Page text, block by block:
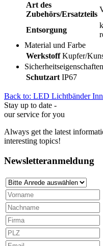
Art des
Zubehörs/Ersatzteils
Entsorgung
Material und Farbe
Werkstoff Kupfer/
Sicherheitseigenschaften
Schutzart IP67
Back to: LED Lichtbänder
Stay up to date -
our service for you
Always get the latest
interesting topics!
Newsletteranmeldung